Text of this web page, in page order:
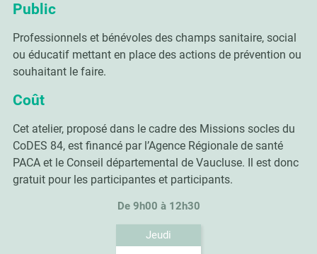
Public
Professionnels et bénévoles des champs sanitaire, social
ou éducatif mettant en place des actions de prévention ou
souhaitant le faire.
Coût
Cet atelier, proposé dans le cadre des Missions socles du
CoDES 84, est financé par l’Agence Régionale de santé
PACA et le Conseil départemental de Vaucluse. Il est donc
gratuit pour les participantes et participants.
De 9h00 à 12h30
Jeudi